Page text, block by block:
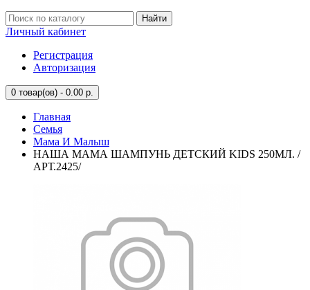
Найти
Личный кабинет
Регистрация
Авторизация
0 товар(ов) - 0.00 р.
Главная
Семья
Мама И Малыш
НАША МАМА ШАМПУНЬ ДЕТСКИЙ KIDS 250МЛ. /
АРТ.2425/